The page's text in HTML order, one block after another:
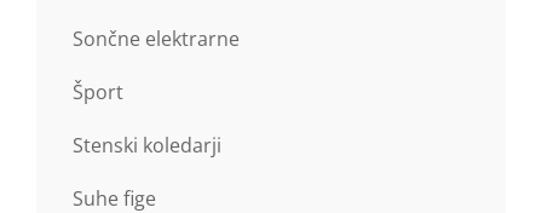
Sončne elektrarne
Šport
Stenski koledarji
Suhe fige